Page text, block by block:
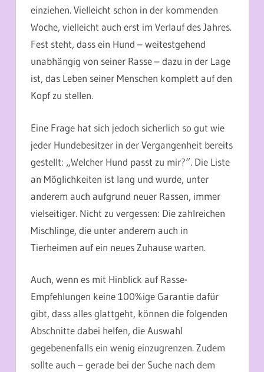
einziehen. Vielleicht schon in der kommenden
Woche, vielleicht auch erst im Verlauf des Jahres.
Fest steht, dass ein Hund – weitestgehend
unabhängig von seiner Rasse – dazu in der Lage
ist, das Leben seiner Menschen komplett auf den
Kopf zu stellen.
Eine Frage hat sich jedoch sicherlich so gut wie
jeder Hundebesitzer in der Vergangenheit bereits
gestellt: „Welcher Hund passt zu mir?“. Die Liste
an Möglichkeiten ist lang und wurde, unter
anderem auch aufgrund neuer Rassen, immer
vielseitiger. Nicht zu vergessen: Die zahlreichen
Mischlinge, die unter anderem auch in
Tierheimen auf ein neues Zuhause warten.
Auch, wenn es mit Hinblick auf Rasse-
Empfehlungen keine 100%ige Garantie dafür
gibt, dass alles glattgeht, können die folgenden
Abschnitte dabei helfen, die Auswahl
gegebenenfalls ein wenig einzugrenzen. Zudem
sollte auch – gerade bei der Suche nach dem